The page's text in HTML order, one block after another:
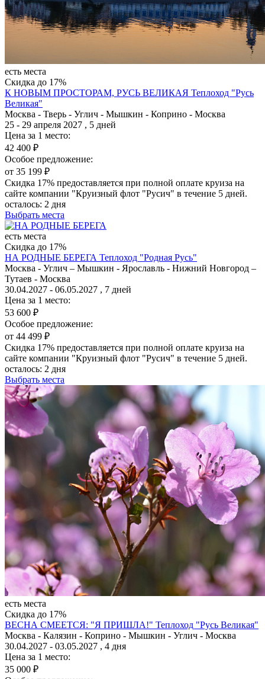
есть места
Скидка до 17%
К НОВЫМ ПРОСТОРАМ, РУСЬ ВЕЛИКАЯ Теплоход "Русь
Великая"
Москва - Тверь - Углич - Мышкин - Коприно - Москва
25 - 29 апреля 2027 , 5 дней
Цена за 1 место:
42 400 ₽
Особое предложение:
от 35 199 ₽
Скидка 17% предоставляется при полной оплате круиза на
сайте компании "Круизный флот "Русич" в течение 5 дней.
осталось: 2 дня
Выбрать места
есть места
Скидка до 17%
НА РОДНЫЕ БЕРЕГА Теплоход "Родная Русь"
Москва - Углич – Мышкин - Ярославль - Нижний Новгород –
Тутаев - Москва
30.04.2027 - 06.05.2027 , 7 дней
Цена за 1 место:
53 600 ₽
Особое предложение:
от 44 499 ₽
Скидка 17% предоставляется при полной оплате круиза на
сайте компании "Круизный флот "Русич" в течение 5 дней.
осталось: 2 дня
Выбрать места
есть места
Скидка до 17%
ВЕСНА СМЕЕТСЯ: "Я ПРИШЛА!" Теплоход "Русь Великая"
Москва - Калязин - Коприно - Мышкин - Углич - Москва
30.04.2027 - 03.05.2027 , 4 дня
Цена за 1 место:
35 000 ₽